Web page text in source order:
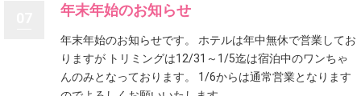
年末年始のお知らせ
年末年始のお知らせです。 ホテルは年中無休で営業してお
りますが トリミングは12/31～1/5迄は宿泊中のワンちゃ
んのみとなっております。 1/6からは通常営業となります